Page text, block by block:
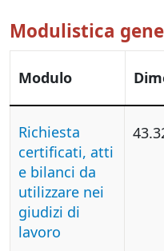
Modulistica
Modulo
Richiesta
certificati, atti
e bilanci da
utilizzare nei
giudizi di
lavoro